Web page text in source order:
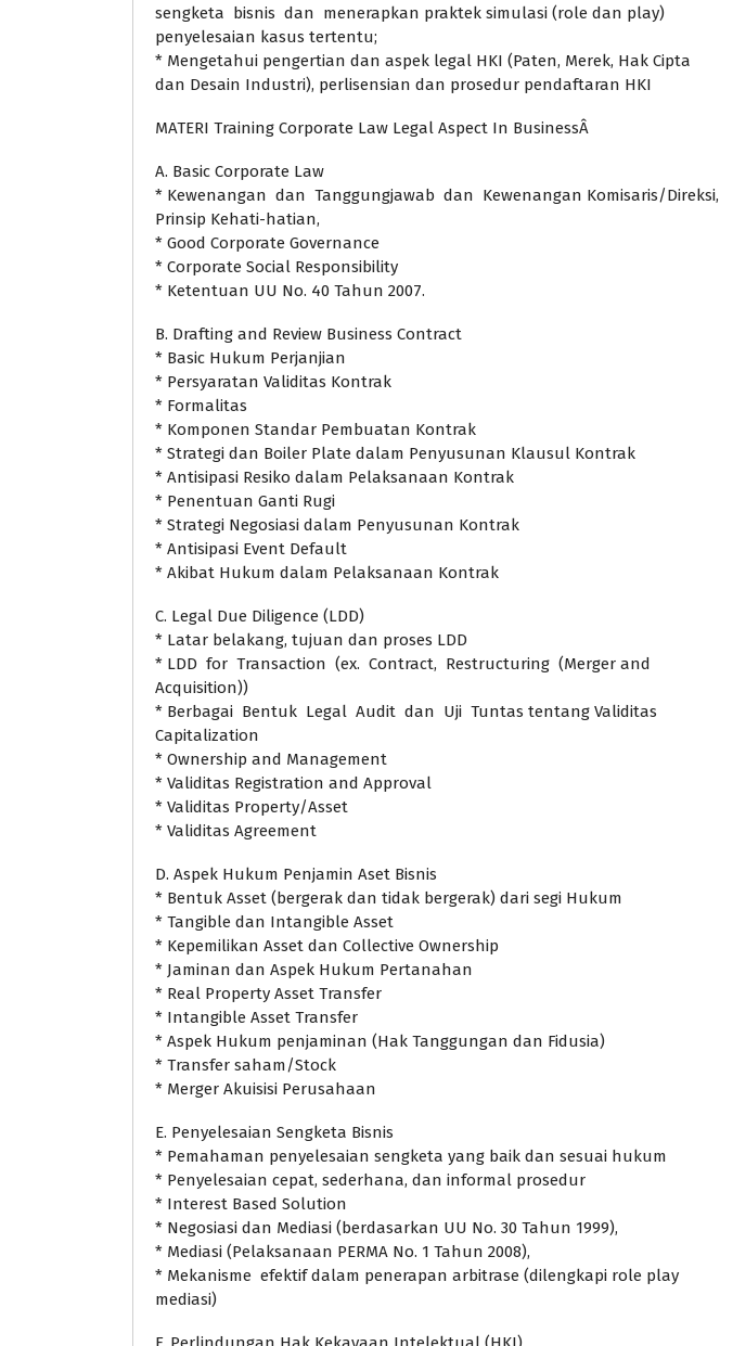
sengketa bisnis dan menerapkan praktek simulasi (role dan play)
penyelesaian kasus tertentu;
* Mengetahui pengertian dan aspek legal HKI (Paten, Merek, Hak Cipta
dan Desain Industri), perlisensian dan prosedur pendaftaran HKI
MATERI Training Corporate Law Legal Aspect In BusinessÂ
A. Basic Corporate Law
* Kewenangan dan Tanggungjawab dan Kewenangan Komisaris/Direksi,
Prinsip Kehati-hatian,
* Good Corporate Governance
* Corporate Social Responsibility
* Ketentuan UU No. 40 Tahun 2007.
B. Drafting and Review Business Contract
* Basic Hukum Perjanjian
* Persyaratan Validitas Kontrak
* Formalitas
* Komponen Standar Pembuatan Kontrak
* Strategi dan Boiler Plate dalam Penyusunan Klausul Kontrak
* Antisipasi Resiko dalam Pelaksanaan Kontrak
* Penentuan Ganti Rugi
* Strategi Negosiasi dalam Penyusunan Kontrak
* Antisipasi Event Default
* Akibat Hukum dalam Pelaksanaan Kontrak
C. Legal Due Diligence (LDD)
* Latar belakang, tujuan dan proses LDD
* LDD for Transaction (ex. Contract, Restructuring (Merger and
Acquisition))
* Berbagai Bentuk Legal Audit dan Uji Tuntas tentang Validitas
Capitalization
* Ownership and Management
* Validitas Registration and Approval
* Validitas Property/Asset
* Validitas Agreement
D. Aspek Hukum Penjamin Aset Bisnis
* Bentuk Asset (bergerak dan tidak bergerak) dari segi Hukum
* Tangible dan Intangible Asset
* Kepemilikan Asset dan Collective Ownership
* Jaminan dan Aspek Hukum Pertanahan
* Real Property Asset Transfer
* Intangible Asset Transfer
* Aspek Hukum penjaminan (Hak Tanggungan dan Fidusia)
* Transfer saham/Stock
* Merger Akuisisi Perusahaan
E. Penyelesaian Sengketa Bisnis
* Pemahaman penyelesaian sengketa yang baik dan sesuai hukum
* Penyelesaian cepat, sederhana, dan informal prosedur
* Interest Based Solution
* Negosiasi dan Mediasi (berdasarkan UU No. 30 Tahun 1999),
* Mediasi (Pelaksanaan PERMA No. 1 Tahun 2008),
* Mekanisme efektif dalam penerapan arbitrase (dilengkapi role play
mediasi)